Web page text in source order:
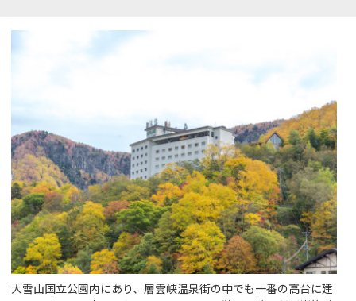
大雪山国立公園内にあり、層雲峡温泉街の中でも一番の高台に建